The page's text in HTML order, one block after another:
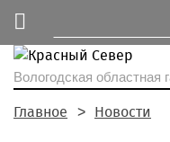
Вологодская областная
Главное Новости